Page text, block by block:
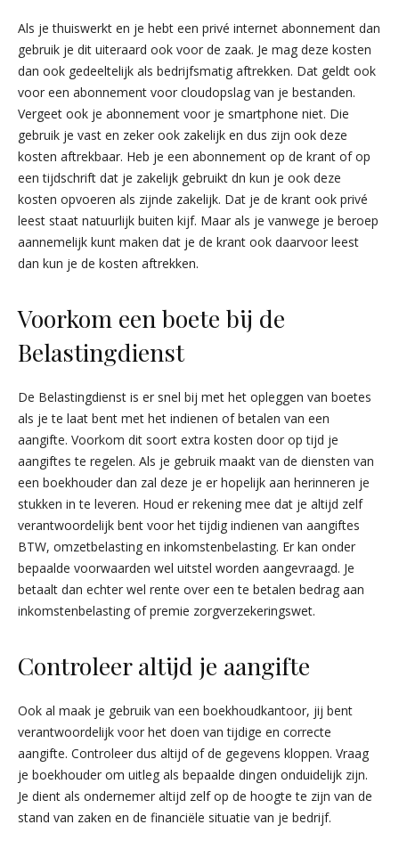
Als je thuiswerkt en je hebt een privé internet abonnement dan
gebruik je dit uiteraard ook voor de zaak. Je mag deze kosten
dan ook gedeeltelijk als bedrijfsmatig aftrekken. Dat geldt ook
voor een abonnement voor cloudopslag van je bestanden.
Vergeet ook je abonnement voor je smartphone niet. Die
gebruik je vast en zeker ook zakelijk en dus zijn ook deze
kosten aftrekbaar. Heb je een abonnement op de krant of op
een tijdschrift dat je zakelijk gebruikt dn kun je ook deze
kosten opvoeren als zijnde zakelijk. Dat je de krant ook privé
leest staat natuurlijk buiten kijf. Maar als je vanwege je beroep
aannemelijk kunt maken dat je de krant ook daarvoor leest
dan kun je de kosten aftrekken.
Voorkom een boete bij de
Belastingdienst
De Belastingdienst is er snel bij met het opleggen van boetes
als je te laat bent met het indienen of betalen van een
aangifte. Voorkom dit soort extra kosten door op tijd je
aangiftes te regelen. Als je gebruik maakt van de diensten van
een boekhouder dan zal deze je er hopelijk aan herinneren je
stukken in te leveren. Houd er rekening mee dat je altijd zelf
verantwoordelijk bent voor het tijdig indienen van aangiftes
BTW, omzetbelasting en inkomstenbelasting. Er kan onder
bepaalde voorwaarden wel uitstel worden aangevraagd. Je
betaalt dan echter wel rente over een te betalen bedrag aan
inkomstenbelasting of premie zorgverzekeringswet.
Controleer altijd je aangifte
Ook al maak je gebruik van een boekhoudkantoor, jij bent
verantwoordelijk voor het doen van tijdige en correcte
aangifte. Controleer dus altijd of de gegevens kloppen. Vraag
je boekhouder om uitleg als bepaalde dingen onduidelijk zijn.
Je dient als ondernemer altijd zelf op de hoogte te zijn van de
stand van zaken en de financiële situatie van je bedrijf.